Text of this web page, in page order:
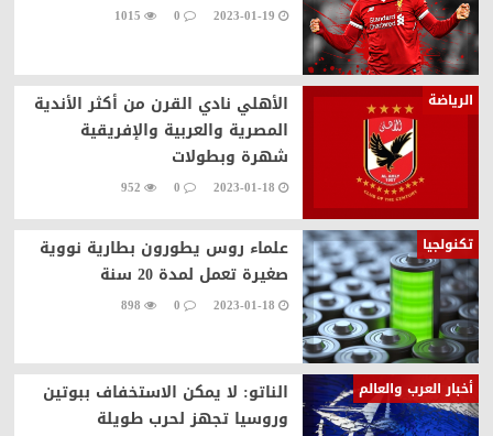
2023-01-19
0
1015
الرياضة
الأهلي نادي القرن من أكثر الأندية
المصرية والعربية والإفريقية
شهرة وبطولات
2023-01-18
0
952
تكنولجيا
علماء روس يطورون بطارية نووية
صغيرة تعمل لمدة 20 سنة
2023-01-18
0
898
أخبار العرب والعالم
الناتو: لا يمكن الاستخفاف ببوتين
وروسيا تجهز لحرب طويلة